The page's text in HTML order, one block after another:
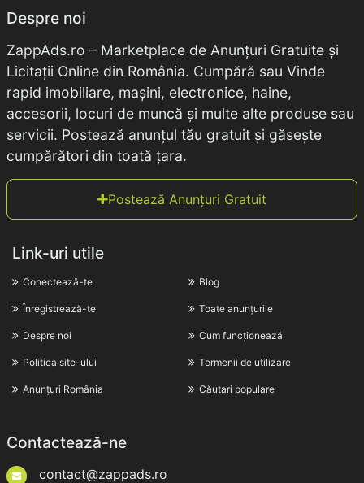
Despre noi
ZappAds.ro – Marketplace de Anunțuri Gratuite și
Licitații Online din România. Cumpără sau Vinde
rapid imobiliare, mașini, electronice, haine,
accesorii, locuri de muncă și multe alte produse sau
servicii. Postează anunțul tău gratuit și găsește
cumpărători din toată țara.
Postează Anunțuri Gratuit
Link-uri utile
Conectează-te
Înregistrează-te
Despre noi
Politica site-ului
Anunțuri România
Blog
Toate anunțurile
Cum funcționează
Termenii de utilizare
Căutari populare
Contactează-ne
contact@zappads.ro